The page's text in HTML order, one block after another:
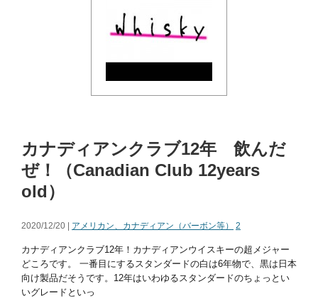
カナディアンクラブ12年 飲んだ
ぜ！（Canadian Club 12years
old）
2020/12/20 | アメリカン、カナディアン（バーボン等） 2
カナディアンクラブ12年！カナディアンウイスキーの超メジャー
どころです。 一番目にするスタンダードの白は6年物で、黒は日本
向け製品だそうです。12年はいわゆるスタンダードのちょっとい
いグレードといっ